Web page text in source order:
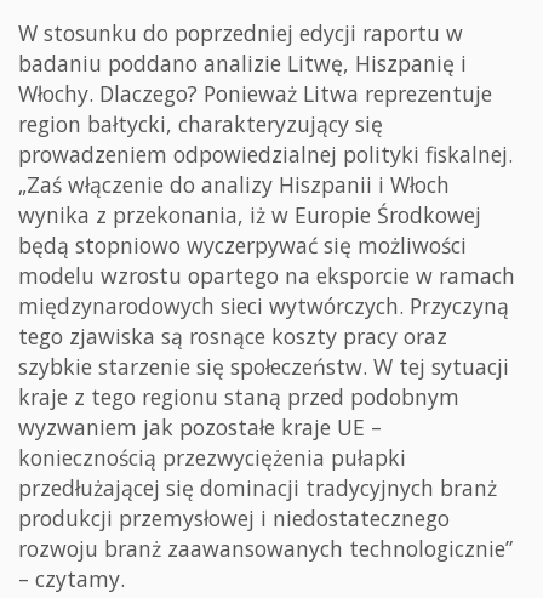
W stosunku do poprzedniej edycji raportu w
badaniu poddano analizie Litwę, Hiszpanię i
Włochy. Dlaczego? Ponieważ Litwa reprezentuje
region bałtycki, charakteryzujący się
prowadzeniem odpowiedzialnej polityki fiskalnej.
„Zaś włączenie do analizy Hiszpanii i Włoch
wynika z przekonania, iż w Europie Środkowej
będą stopniowo wyczerpywać się możliwości
modelu wzrostu opartego na eksporcie w ramach
międzynarodowych sieci wytwórczych. Przyczyną
tego zjawiska są rosnące koszty pracy oraz
szybkie starzenie się społeczeństw. W tej sytuacji
kraje z tego regionu staną przed podobnym
wyzwaniem jak pozostałe kraje UE –
koniecznością przezwyciężenia pułapki
przedłużającej się dominacji tradycyjnych branż
produkcji przemysłowej i niedostatecznego
rozwoju branż zaawansowanych technologicznie”
– czytamy.